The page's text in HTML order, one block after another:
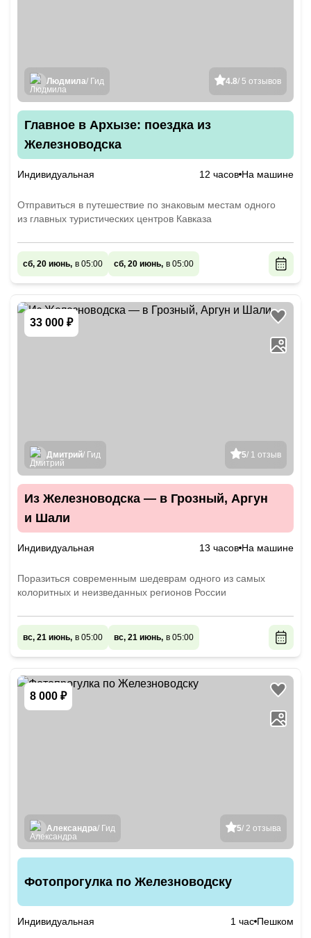
4.8/ 5 отзывов
Людмила/ Гид
Главное в Архызе: поездка из
Железноводска
Индивидуальная 12 часов На машине
Отправиться в путешествие по знаковым местам одного
из главных туристических центров Кавказа
сб, 20 июнь, в 05:00 сб, 20 июнь, в 05:00
33 000 ₽
5/ 1 отзыв
Дмитрий/ Гид
Из Железноводска — в Грозный, Аргун
и Шали
Индивидуальная 13 часов На машине
Поразиться современным шедеврам одного из самых
колоритных и неизведанных регионов России
вс, 21 июнь, в 05:00 вс, 21 июнь, в 05:00
8 000 ₽
5/ 2 отзыва
Александра/ Гид
Фотопрогулка по Железноводску
Индивидуальная 1 час Пешком